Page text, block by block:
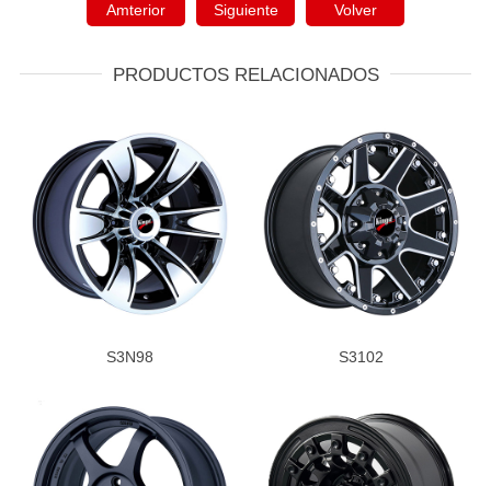
Amterior Siguiente Volver
PRODUCTOS RELACIONADOS
S3N98 S3102